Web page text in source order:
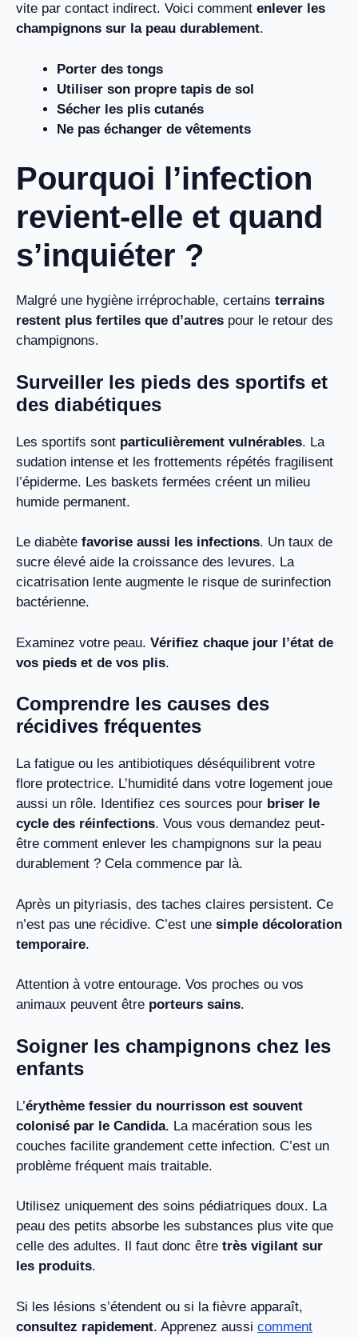
vite par contact indirect. Voici comment enlever les
champignons sur la peau durablement.
Porter des tongs
Utiliser son propre tapis de sol
Sécher les plis cutanés
Ne pas échanger de vêtements
Pourquoi l’infection
revient-elle et quand
s’inquiéter ?
Malgré une hygiène irréprochable, certains terrains
restent plus fertiles que d’autres pour le retour des
champignons.
Surveiller les pieds des sportifs et
des diabétiques
Les sportifs sont particulièrement vulnérables. La
sudation intense et les frottements répétés fragilisent
l’épiderme. Les baskets fermées créent un milieu
humide permanent.
Le diabète favorise aussi les infections. Un taux de
sucre élevé aide la croissance des levures. La
cicatrisation lente augmente le risque de surinfection
bactérienne.
Examinez votre peau. Vérifiez chaque jour l’état de
vos pieds et de vos plis.
Comprendre les causes des
récidives fréquentes
La fatigue ou les antibiotiques déséquilibrent votre
flore protectrice. L’humidité dans votre logement joue
aussi un rôle. Identifiez ces sources pour briser le
cycle des réinfections. Vous vous demandez peut-
être comment enlever les champignons sur la peau
durablement ? Cela commence par là.
Après un pityriasis, des taches claires persistent. Ce
n’est pas une récidive. C’est une simple décoloration
temporaire.
Attention à votre entourage. Vos proches ou vos
animaux peuvent être porteurs sains.
Soigner les champignons chez les
enfants
L’érythème fessier du nourrisson est souvent
colonisé par le Candida. La macération sous les
couches facilite grandement cette infection. C’est un
problème fréquent mais traitable.
Utilisez uniquement des soins pédiatriques doux. La
peau des petits absorbe les substances plus vite que
celle des adultes. Il faut donc être très vigilant sur
les produits.
Si les lésions s’étendent ou si la fièvre apparaît,
consultez rapidement. Apprenez aussi comment